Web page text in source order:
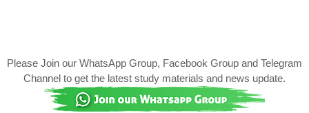
Please Join our WhatsApp Group, Facebook Group and Telegram
Channel to get the latest study materials and news update.